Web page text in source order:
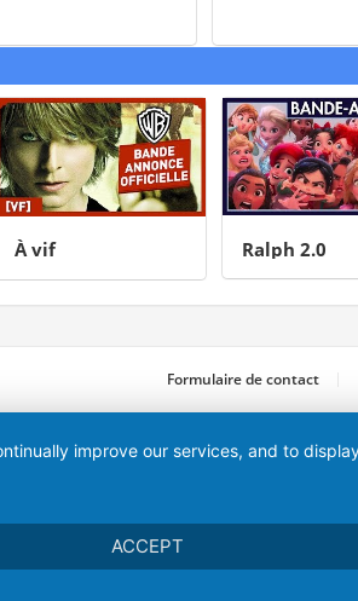
vif Ralph 2.0
Formulaire de contact
improve our services, and to
ACCEPT